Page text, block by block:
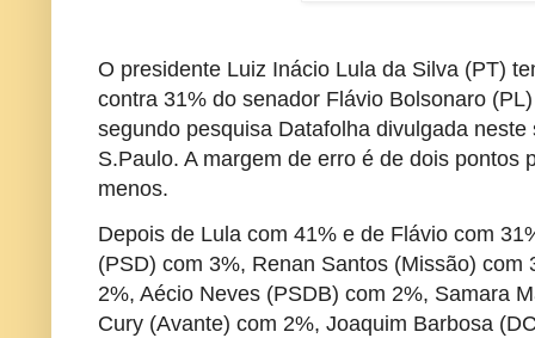
O presidente Luiz Inácio Lula da Silva (PT)
contra 31% do senador Flávio Bolsonaro
segundo pesquisa Datafolha divulgada
S.Paulo. A margem de erro é de dois pontos
menos.
Depois de Lula com 41% e de Flávio com
(PSD) com 3%, Renan Santos (Missão)
2%, Aécio Neves (PSDB) com 2%, Samara
Cury (Avante) com 2%, Joaquim Barbosa